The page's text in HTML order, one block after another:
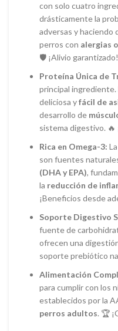
con solo cuatro
drásticamente la
adversas y haciendo
perros con alergias
🛡️ ¡Alivio garantizado!
Proteína Única de
principal ingrediente.
deliciosa yfácil de
desarrollo de
sistema digestivo. 🔥
Rica en Omega-3:
son fuentes
(DHA y EPA),
la reducción de
¡Beneficios desde
Soporte Digestivo
fuente de
ofrecen una
soporte prebiótico
Alimentación
para cumplir con los
establecidos por la
perros adultos. 🏆